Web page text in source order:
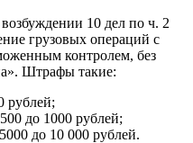
10 дел по ч. 2
грузовых операций с
контролем, без
Штрафы такие:
рублей;
до 1000 рублей;
до 10 000 рублей.